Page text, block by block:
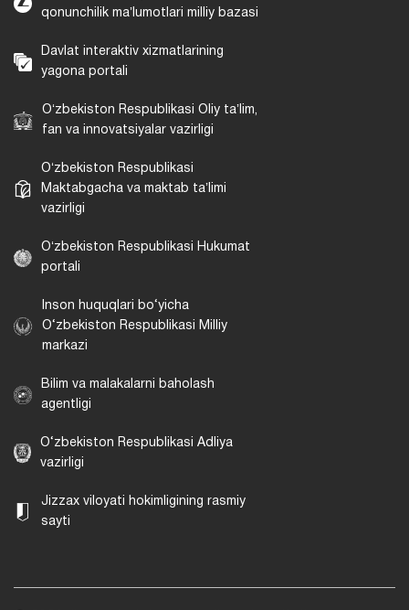
qonunchilik maʼlumotlari milliy bazasi
Davlat interaktiv xizmatlarining
yagona portali
Oʻzbekiston Respublikasi Oliy taʼlim,
fan va innovatsiyalar vazirligi
Oʻzbekiston Respublikasi
Maktabgacha va maktab taʼlimi
vazirligi
Oʻzbekiston Respublikasi Hukumat
portali
Inson huquqlari bo‘yicha
O‘zbekiston Respublikasi Milliy
markazi
Bilim va malakalarni baholash
agentligi
O‘zbekiston Respublikasi Adliya
vazirligi
Jizzax viloyati hokimligining rasmiy
sayti